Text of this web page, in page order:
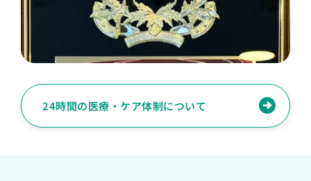
24時間の医療・ケア体制について